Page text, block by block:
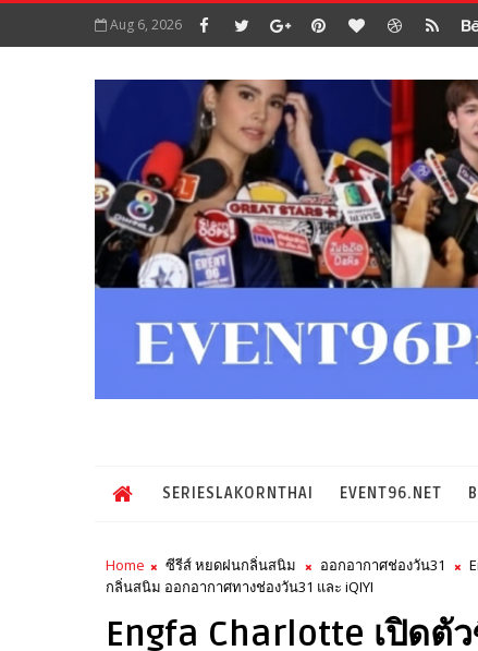
Aug 6, 2026
SERIESLAKORNTHAI EVENT96.NET
Home ซีรีส์ หยดฝนกลิ่นสนิม ออกอากาศช่องวัน31
กลิ่นสนิม ออกอากาศทางช่องวัน31 และ iQIYI
Engfa Charlotte เปิด